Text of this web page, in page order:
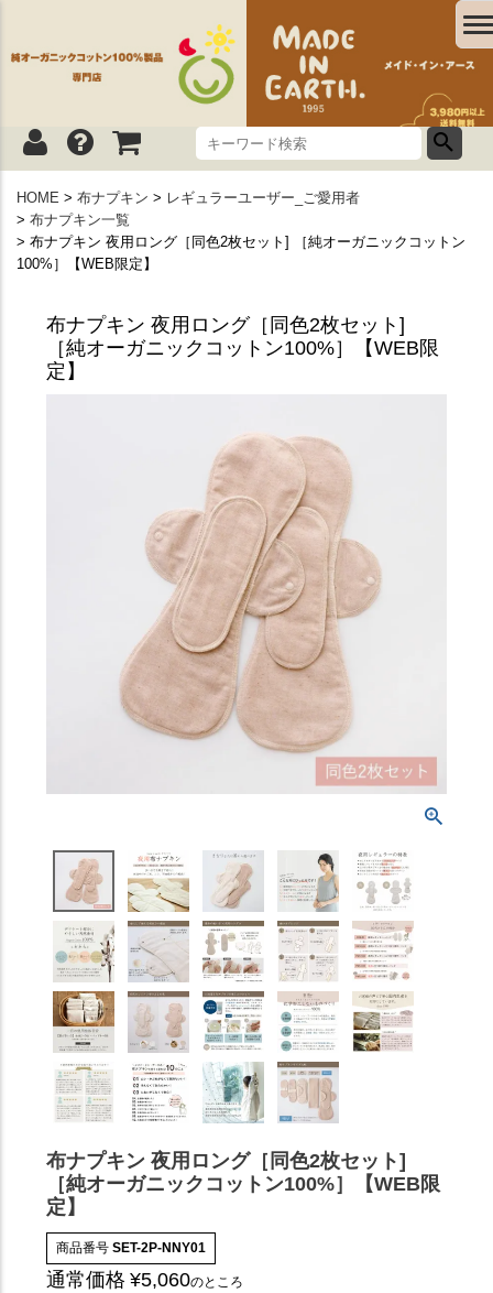
HOME 布ナプキン
レギュラーユーザー_ご愛用者
布ナプキン一覧
布ナプキン 夜用ロング［同色2枚セット] ［純オーガニックコットン
100%］【WEB限定】
布ナプキン 夜用ロング［同色2枚セット]
［純オーガニックコットン100%］【WEB限
定】
布ナプキン 夜用ロング［同色2枚セット]
［純オーガニックコットン100%］【WEB限
定】
商品番号 SET-2P-NNY01
通常価格 ¥5,060のところ